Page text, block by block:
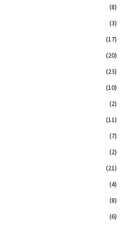
(8)
(3)
(17)
(20)
(23)
(10)
(2)
(11)
(7)
(2)
(21)
(4)
(8)
(6)